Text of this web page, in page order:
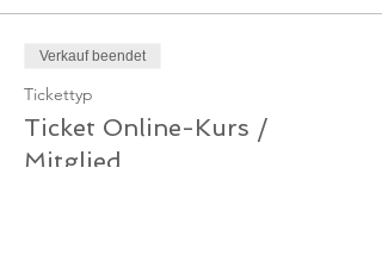
Verkauf beendet
Tickettyp
Ticket Online-Kurs /
Mitglied